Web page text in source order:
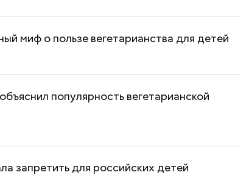
миф о пользе вегетарианства для детей
популярность вегетарианской
запретить для российских детей
дома и
Как получить до 100 тысяч
трудной ситуации: кто может
претендовать и какие нужны
документы